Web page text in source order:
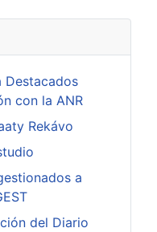
Destacados
con la ANR
Rekávo
a
del Diario